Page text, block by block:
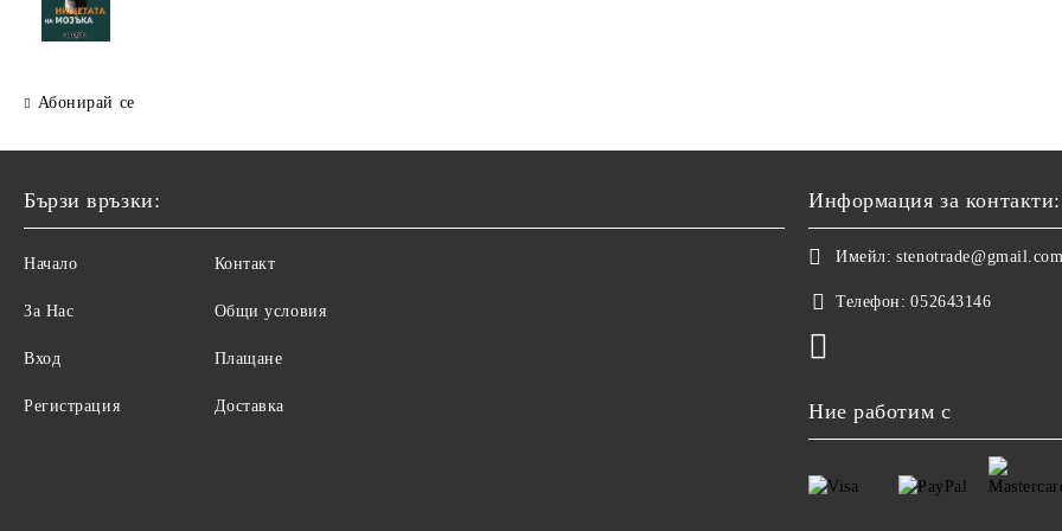
Абонирай се
Бързи връзки:
Начало
За Нас
Вход
Регистрация
Контакт
Общи условия
Плащане
Доставка
Информация за контакти:
Имейл:
Телефон: 052643146
Ние работим с